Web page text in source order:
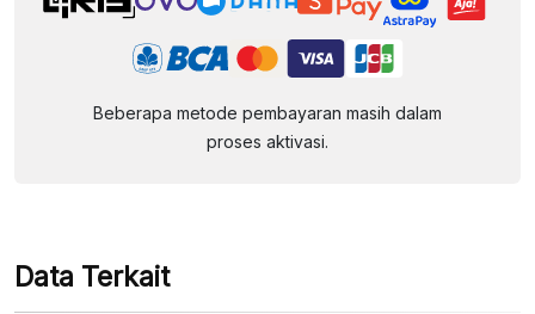
Beberapa metode pembayaran masih dalam
proses aktivasi.
Data Terkait